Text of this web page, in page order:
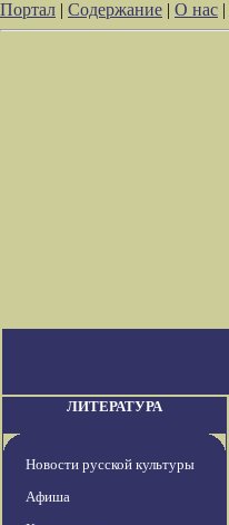
Портал | Содержание | О нас |
ЛИТЕРАТУРА
Новости русской культуры
Афиша